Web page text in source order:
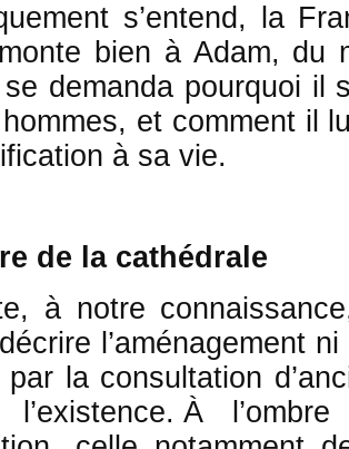
s’entend, la
bien à Adam, du
demanda pourquoi il
hommes, et comment il
à sa vie.
de la cathédrale
à notre
l’aménagement
la consultation
l’existence. À